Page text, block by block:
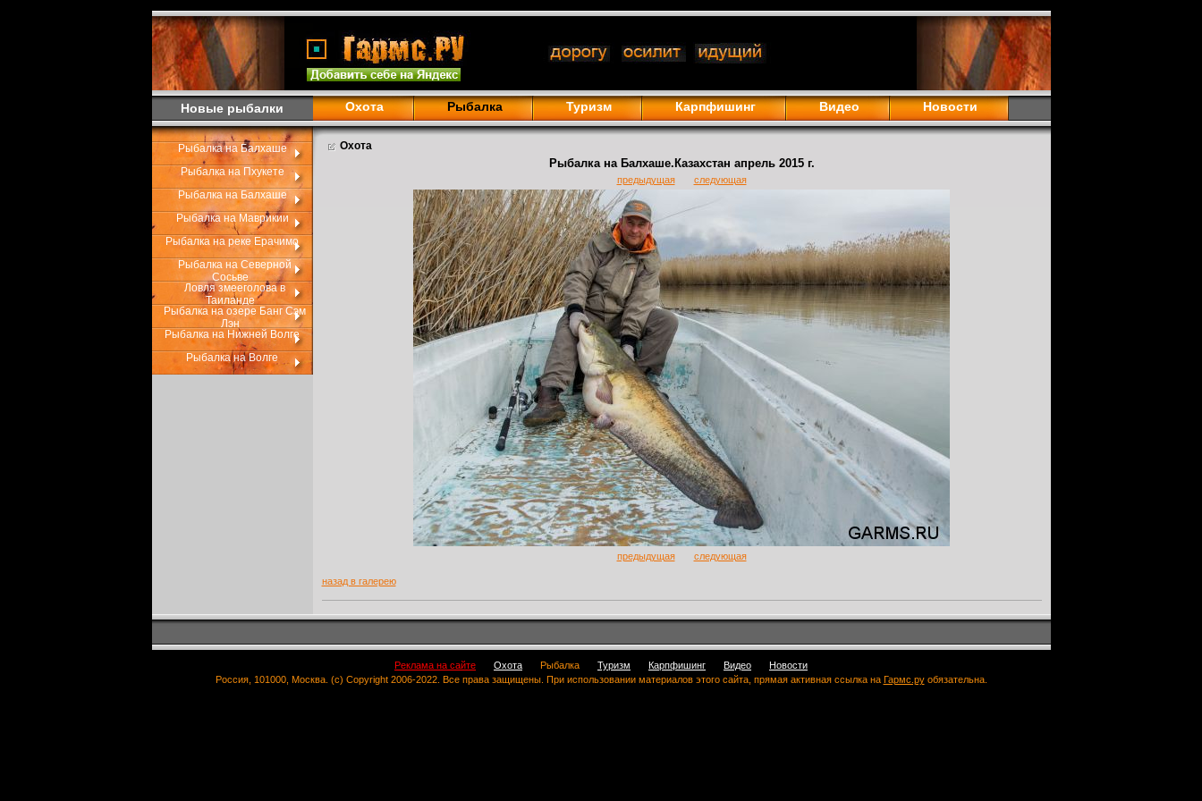
Новые рыбалки Охота Рыбалка Туризм Карпфишинг Видео Новости
Рыбалка на Балхаше
Рыбалка на Пхукете
Рыбалка на Балхаше
Рыбалка на Маврикии
Рыбалка на реке Ерачимо
Рыбалка на Северной
Сосьве
Ловля змееголова в
Таиланде
Рыбалка на озере Банг Сэм
Лэн
Рыбалка на Нижней Волге
Рыбалка на Волге
Охота
Рыбалка на Балхаше.Казахстан апрель 2015 г.
предыдущая следующая
предыдущая следующая
назад в галерею
Реклама на сайте Охота Рыбалка Туризм Карпфишинг Видео
Новости
Россия, 101000, Москва. (c) Copyright 2006-2022. Все права защищены. При использовании материалов этого сайта, прямая активная ссылка на Гармс.руобязательна.